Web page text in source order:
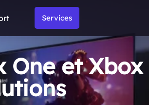
Services
One et Xbox